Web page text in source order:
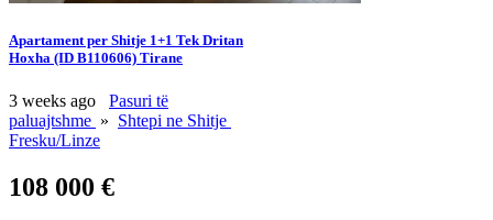
Apartament per Shitje 1+1 Tek Dritan
Hoxha (ID B110606) Tirane
3 weeks ago
Pasuri të
paluajtshme » Shtepi ne Shitje
Fresku/Linze
108 000 €